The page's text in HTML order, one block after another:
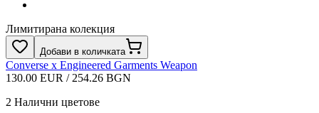
Лимитирана колекция
Добави в количката
Converse x Engineered Garments Weapon
130.00 EUR / 254.26 BGN
2 Налични цветове